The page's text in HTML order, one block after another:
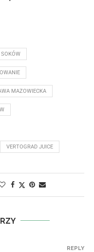
MAZOWIECKA
VERTOGRAD JUICE
REPLY